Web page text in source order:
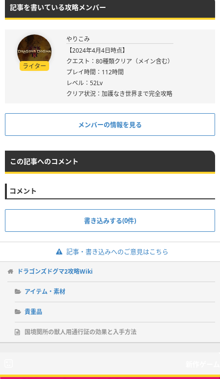
記事を書いている攻略メンバー
ライター
やりこみ
【2024年4月4日時点】
クエスト：80種類クリア（メイン含む）
プレイ時間：112時間
レベル：52Lv
クリア状況：加護なき世界まで完全攻略
メンバーの情報を見る
この記事へのコメント
コメント
書き込みする(0件)
記事・書き込みへのご意見はこちら
ドラゴンズドグマ2攻略Wiki
アイテム・素材
貴重品
国境関所の獣人用通行証の効果と入手方法